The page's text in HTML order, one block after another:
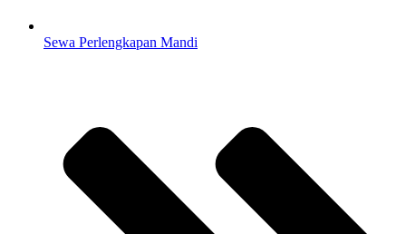
Sewa Perlengkapan Mandi